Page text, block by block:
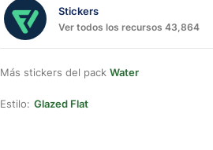
Stickers
Ver todos los recursos 43,864
Más stickers del pack Water
Estilo: Glazed Flat